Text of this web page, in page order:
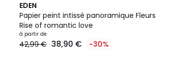
EDEN
Papier peint intissé panoramique Fleurs
Rise of romantic love
à partir de
42,99 € 38,90 € -30%